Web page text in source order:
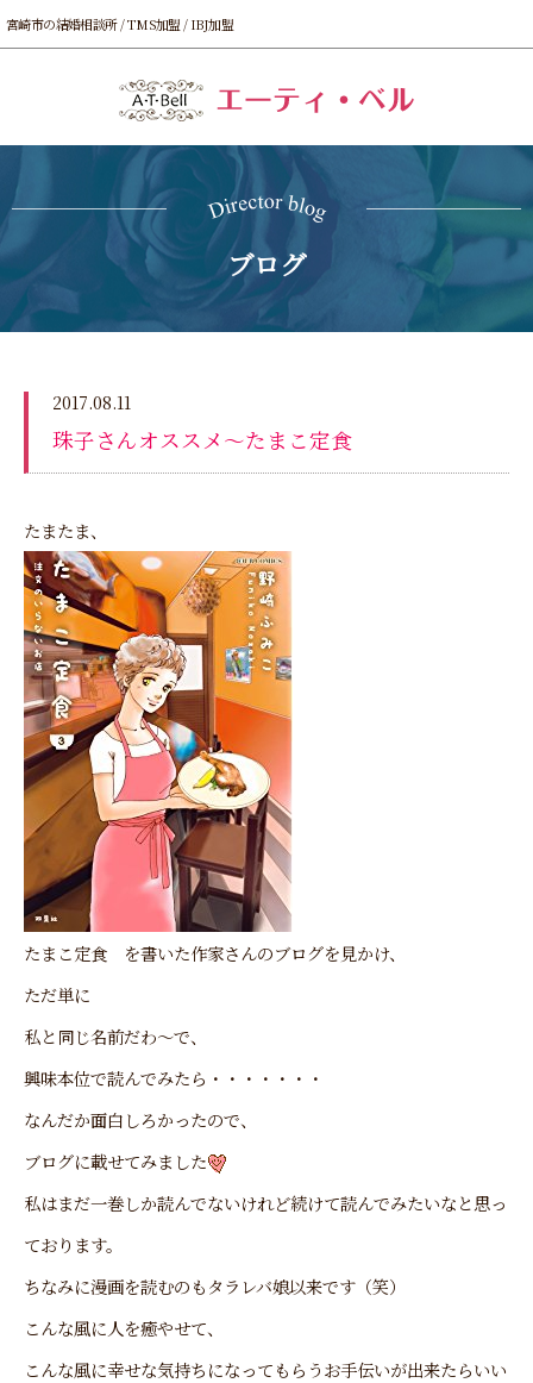
宮崎市の結婚相談所 / TMS加盟 / IBJ加盟
ブログ
2017.08.11
珠子さんオススメ～たまこ定食
たまたま、
たまこ定食 を書いた作家さんのブログを見かけ、
ただ単に
私と同じ名前だわ～で、
興味本位で読んでみたら・・・・・・・
なんだか面白しろかったので、
ブログに載せてみました
私はまだ一巻しか読んでないけれど続けて読んでみたいなと思っ
ております。
ちなみに漫画を読むのもタラレバ娘以来です（笑）
こんな風に人を癒やせて、
こんな風に幸せな気持ちになってもらうお手伝いが出来たらいい